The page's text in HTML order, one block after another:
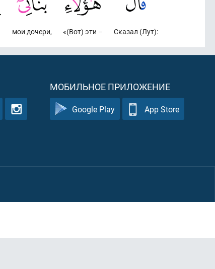
Сказал (Лут):
«(Вот) эти –
мои дочери,
МОБИЛЬНОЕ ПРИЛОЖЕНИЕ
Google Play App Store